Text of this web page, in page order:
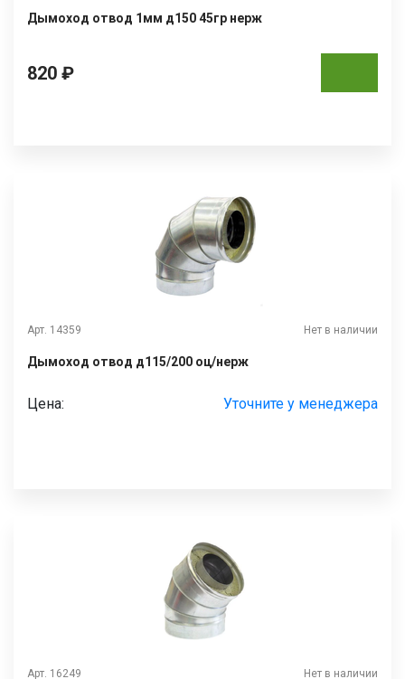
Дымоход отвод 1мм д150 45гр нерж
820 ₽
Арт. 14359 Нет в наличии
Дымоход отвод д115/200 оц/нерж
Цена: Уточните у менеджера
Арт. 16249 Нет в наличии